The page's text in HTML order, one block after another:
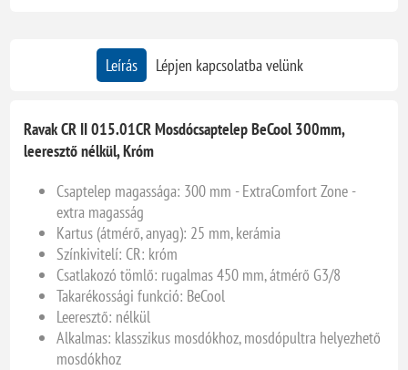
Leírás Lépjen kapcsolatba velünk
Ravak CR II 015.01CR Mosdócsaptelep BeCool 300mm,
leeresztő nélkül, Króm
Csaptelep magassága: 300 mm - ExtraComfort Zone -
extra magasság
Kartus (átmérő, anyag): 25 mm, kerámia
Színkivitelí: CR: króm
Csatlakozó tömlő: rugalmas 450 mm, átmérő G3/8
Takarékossági funkció: BeCool
Leeresztő: nélkül
Alkalmas: klasszikus mosdókhoz, mosdópultra helyezhető
mosdókhoz